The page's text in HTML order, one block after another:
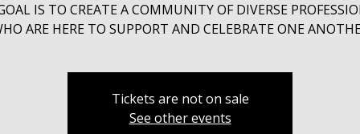
IS TO CREATE A COMMUNITY OF DIVERSE
ARE HERE TO SUPPORT AND CELEBRATE ONE
Tickets are not on sale
See other events